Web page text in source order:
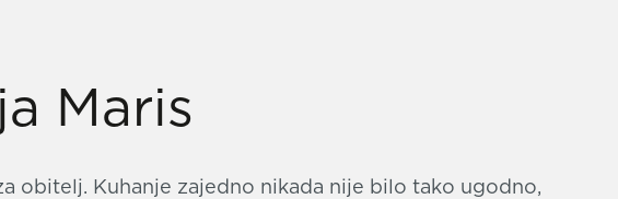
Maris
obitelj. Kuhanje zajedno nikada nije bilo tako ugodno,